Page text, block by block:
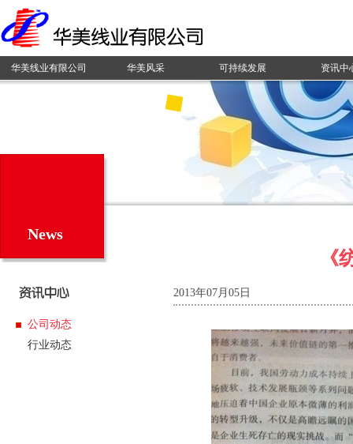
华美线业有限公司 华美风采 可持续发展 资讯中
News
公司动态
行业动态
《
2013年07月05日